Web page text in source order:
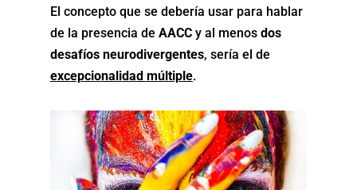
El concepto que se debería usar para hablar
de la presencia de AACCy al menos dos
desafíos neurodivergentes, sería el de
excepcionalidad múltiple.